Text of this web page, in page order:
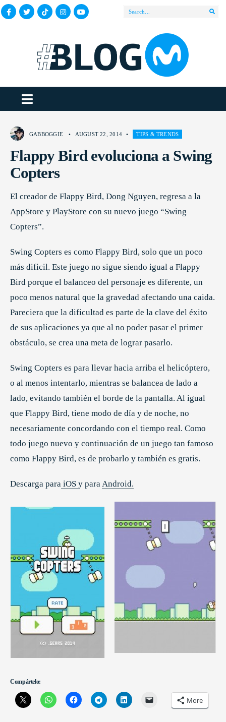
GABBOGGIE • AUGUST 22, 2014 • TIPS & TRENDS
Flappy Bird evoluciona a Swing
Copters
El creador de Flappy Bird, Dong Nguyen, regresa a la
AppStore y PlayStore con su nuevo juego “Swing
Copters”.
Swing Copters es como Flappy Bird, solo que un poco
más dificil. Este juego no sigue siendo igual a Flappy
Bird porque el balanceo del personaje es diferente, un
poco menos natural que la gravedad afectando una caida.
Pareciera que la dificultad es parte de la clave del éxito
de sus aplicaciones ya que al no poder pasar el primer
obstáculo, se crea una meta de lograr pasarlo.
Swing Copters es para llevar hacia arriba el helicóptero,
o al menos intentarlo, mientras se balancea de lado a
lado, evitando también el borde de la pantalla. Al igual
que Flappy Bird, tiene modo de día y de noche, no
necesariamente concordando con el tiempo real. Como
todo juego nuevo y continuación de un juego tan famoso
como Flappy Bird, es de probarlo y también es gratis.
Descarga para iOS y paraAndroid.
Compártelo:
More